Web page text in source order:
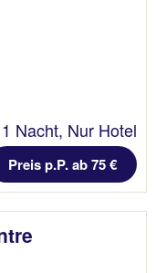
1 Nacht, Nur Hotel
Preis p.P. ab 75 €